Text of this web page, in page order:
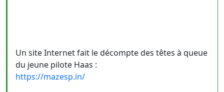
Un site Internet fait le décompte des têtes à queue
du jeune pilote Haas :
https://mazesp.in/